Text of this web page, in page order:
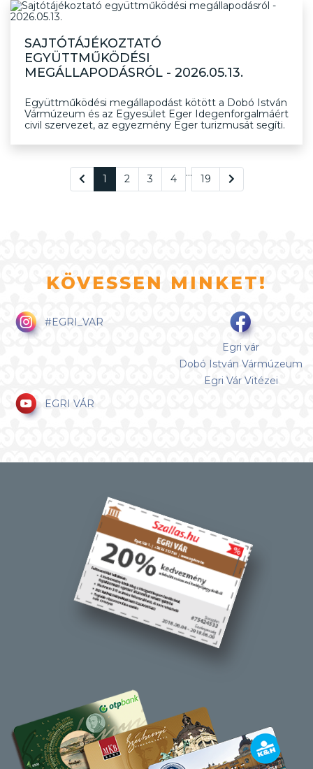
SAJTÓTÁJÉKOZTATÓ
EGYÜTTMŰKÖDÉSI
MEGÁLLAPODÁSRÓL - 2026.05.13.
Együttműködési megállapodást kötött a Dobó István
Vármúzeum és az Egyesület Eger Idegenforgalmáért
civil szervezet, az egyezmény Eger turizmusát segíti.
1 2 3 4 … 19
KÖVESSEN MINKET!
#EGRI_VAR
Egri vár
Dobó István Vármúzeum
Egri Vár Vitézei
EGRI VÁR